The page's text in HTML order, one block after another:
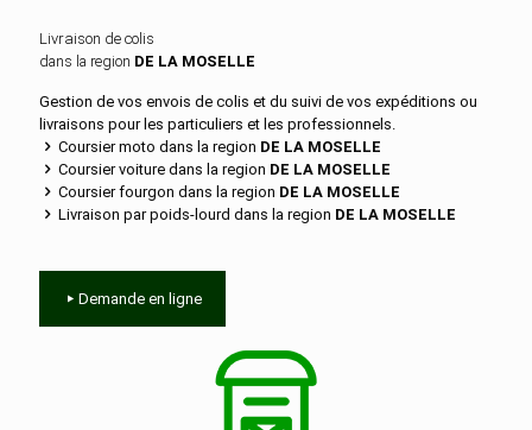
Livraison de colis
dans la region DE LA MOSELLE
Gestion de vos envois de colis et du suivi de vos expéditions ou
livraisons pour les particuliers et les professionnels.
Coursier moto dans la region DE LA MOSELLE
Coursier voiture dans la region DE LA MOSELLE
Coursier fourgon dans la region DE LA MOSELLE
Livraison par poids-lourd dans la region DE LA MOSELLE
Demande en ligne